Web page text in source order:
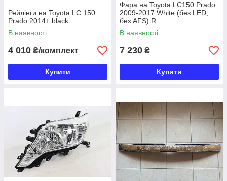
Рейлінги на Toyota LC 150
Prado 2014+ black
В наявності
4 010 ₴/комплект
Купити
Фара на Toyota LC150 Prado
2009-2017 White (без LED,
без AFS) R
В наявності
7 230 ₴
Купити